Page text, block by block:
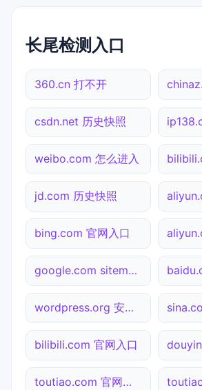
长尾检测入口
360.cn 打不开
csdn.net 历史快照
weibo.com 怎么进入
jd.com 历史快照
bing.com 官网入口
google.com sitemap.xml检测
wordpress.org 安全吗
bilibili.com 官网入口
toutiao.com 官网入口